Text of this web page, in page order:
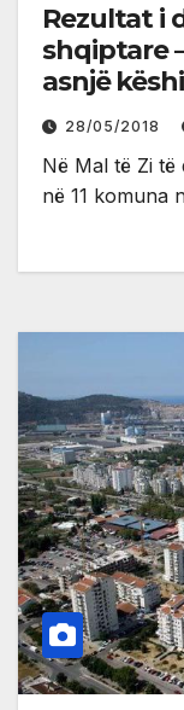
Rezultat i
shqiptare
asnjë
Plavë nga
28/05/2018
Në Mal të Zi të
në 11 komuna